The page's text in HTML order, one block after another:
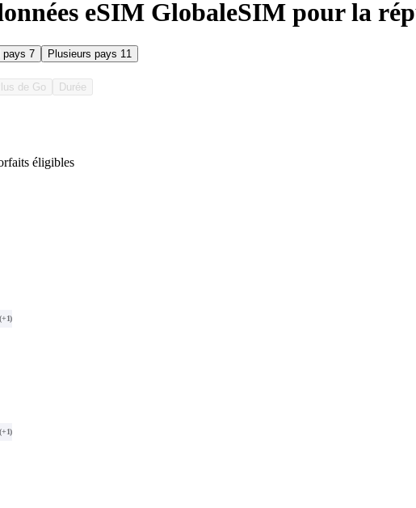
eSIM GlobaleSIM pour la
pays 7 Plusieurs pays 11
de Go Durée
éligibles
(+1)
(+1)